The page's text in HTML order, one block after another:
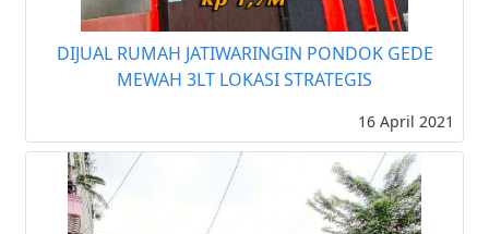
DIJUAL RUMAH JATIWARINGIN PONDOK GEDE
MEWAH 3LT LOKASI STRATEGIS
16 April 2021